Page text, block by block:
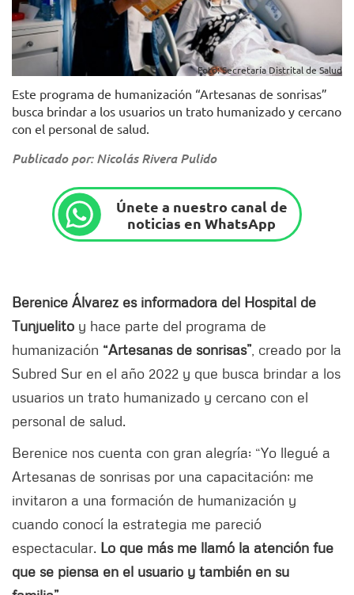
Foto: Secretaría Distrital de Salud
Este programa de humanización “Artesanas de sonrisas”
busca brindar a los usuarios un trato humanizado y cercano
con el personal de salud.
Publicado por: Nicolás Rivera Pulido
Únete a nuestro canal de
noticias en WhatsApp
Berenice Álvarez es informadora del Hospital de
Tunjuelito y hace parte del programa de
humanización “Artesanas de sonrisas” , creado por la
Subred Sur en el año 2022 y que busca brindar a los
usuarios un trato humanizado y cercano con el
personal de salud.
Berenice nos cuenta con gran alegría: “Yo llegué a
Artesanas de sonrisas por una capacitación; me
invitaron a una formación de humanización y
cuando conocí la estrategia me pareció
espectacular. Lo que más me llamó la atención fue
que se piensa en el usuario y también en su